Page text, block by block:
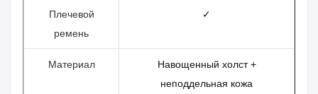
Плечевой
ремень
✓
Материал
Навощенный холст +
неподдельная кожа